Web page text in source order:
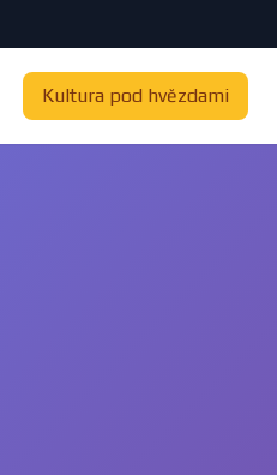
Kultura pod hvězdami